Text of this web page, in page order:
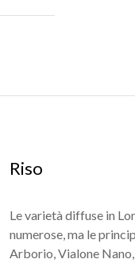
Riso
Le varietà diffuse in
numerose, ma le
Arborio, Vialone